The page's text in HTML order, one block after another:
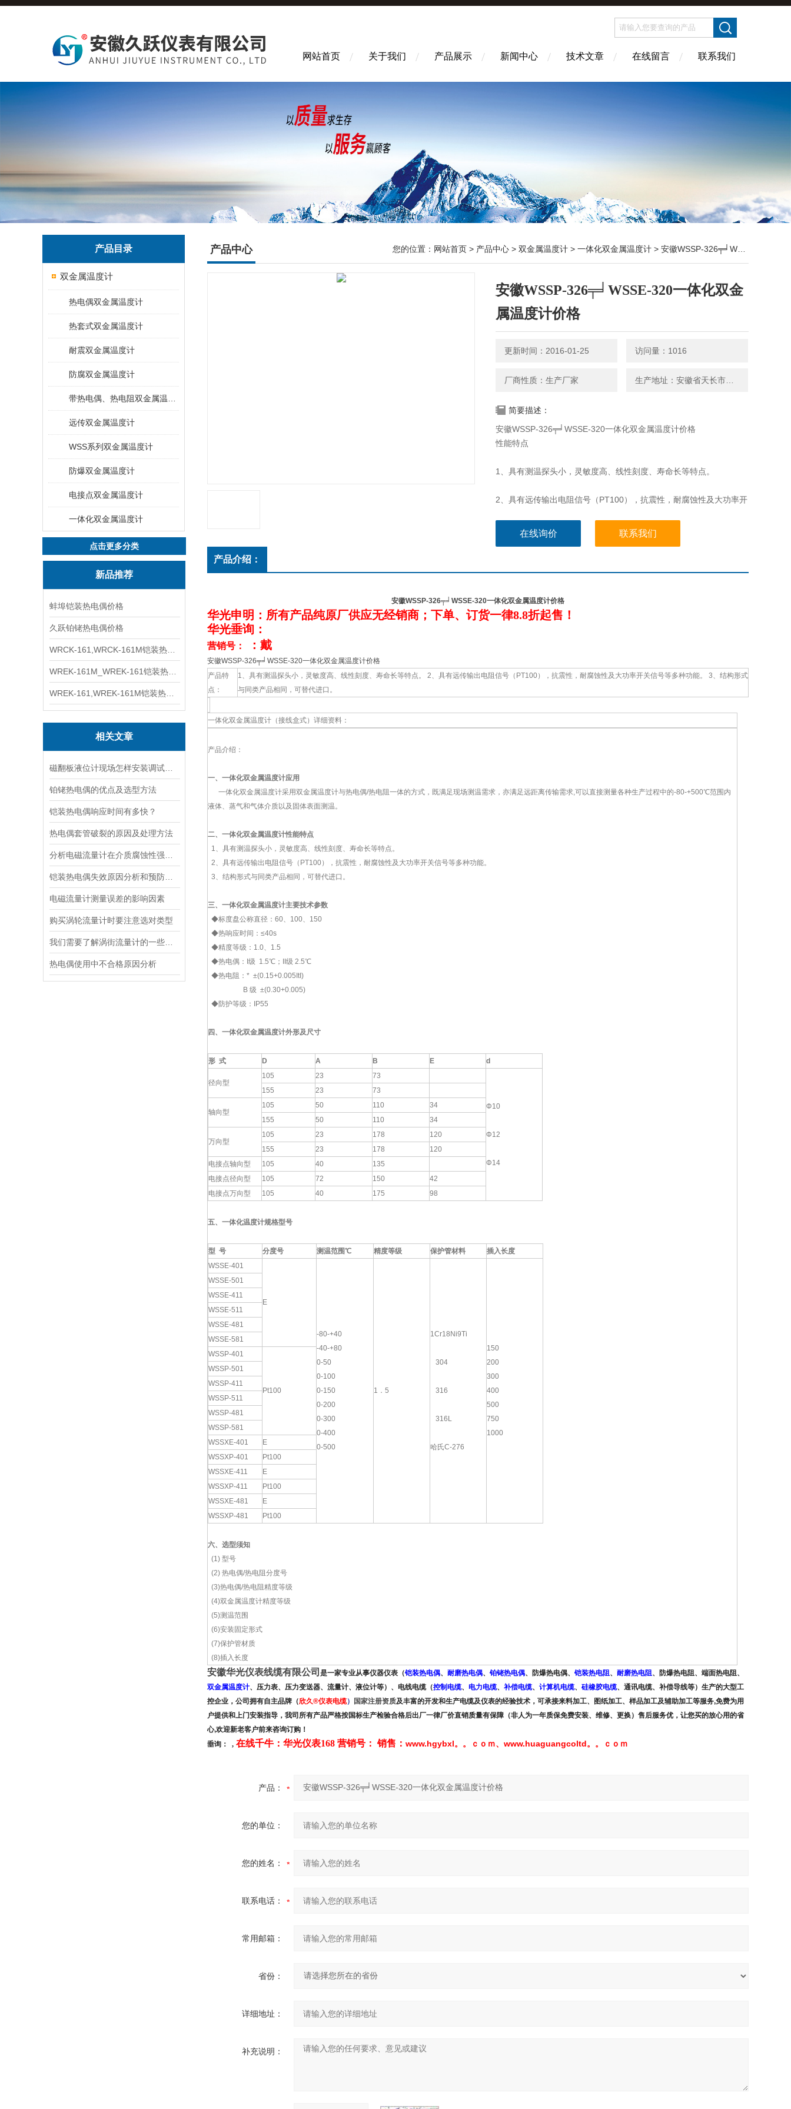
网站首页 关于我们 产品展示 新闻中心 技术文章 在线留言 联系我们
产品目录
双金属温度计
热电偶双金属温度计
热套式双金属温度计
耐震双金属温度计
防腐双金属温度计
远传双金属温度计
WSS系列双金属温度计
防爆双金属温度计
电接点双金属温度计
一体化双金属温度计
点击更多分类
新品推荐
蚌埠铠装热电偶价格
久跃铂铑热电偶价格
相关文章
铂铑热电偶的优点及选型方法
铠装热电偶响应时间有多快？
热电偶套管破裂的原因及处理方法
电磁流量计测量误差的影响因素
购买涡轮流量计时要注意选对类型
热电偶使用中不合格原因分析
产品中心 您的位置： 网站首页 > 产品中心 > 双金属温度计 > 一体化双金属温度计 > 安徽WSSP-326╤╛WSSE-320一体化双金属温度计价格
安徽WSSP-326╤╛WSSE-320一体化双金
属温度计价格
更新时间：2016-01-25 访问量：1016
厂商性质：生产厂家
简要描述：
安徽WSSP-326╤╛WSSE-320一体化双金属温度计价格
性能特点
1、具有测温探头小，灵敏度高、线性刻度、寿命长等特点。
2、具有远传输出电阻信号（PT100），抗震性，耐腐蚀性及大功率开
在线询价 联系我们
产品介绍：
安徽WSSP-326╤╛WSSE-320一体化双金属温度计价格
华光申明：所有产品纯原厂供应无经销商；下单、订货一律8.8折起售 ！
华光垂询：
营销号： ：戴
安徽WSSP-326╤╛WSSE-320一体化双金属温度计价格
产品特
点：
1、具有测温探头小，灵敏度高、线性刻度、寿命长等特点。 2、具有远传输出电阻信号（PT100），抗震性，耐腐蚀性及大功率开关信号等多种功能。 3、结构形式
与同类产品相同，可替代进口。
一体化双金属温度计（接线盒式）详细资料：
产品介绍：
一、 一体化双金属温度计应用
一体化双金属温度计采用双金属温度计与热电偶/热电阻一体的方式，既满足现场测温需求，亦满足远距离传输需求,可以直接测量各种生产过程中的-80-+500℃范围内
液体、蒸气和气体介质以及固体表面测温。
二、 一体化双金属温度计性能特点
1、具有测温探头小，灵敏度高、线性刻度、寿命长等特点。
2、具有远传输出电阻信号（PT100），抗震性，耐腐蚀性及大功率开关信号等多种功能。
3、结构形式与同类产品相同，可替代进口。
三、一体化双金属温度计主要技术参数
◆标度盘公称直径：60、100、150
◆热响应时间：≤40s
◆精度等级：1.0、1.5
◆热电偶：I级 1.5℃；II级 2.5℃
◆热电阻：* ±(0.15+0.005ItI)
B 级 ±(0.30+0.005)
◆防护等级：IP55
四、一体化双金属温度计外形及尺寸
形 式 D A B E d
径向型
105 23 73
Φ10
Φ12
Φ14
155 23 73
轴向型
105 50 110
34
155
50 110 34
万向型
105 23 178
120
155
23 178
120
电接点轴向型
105 40
135
电接点径向型
105 72 150
42
电接点万向型
105 40 175 98
五、一体化温度计规格型号
型 号 分度号 测温范围℃ 精度等级 保护管材料
插入长度
WSSE-401
E
-80-+40
-40-+80
0-50
0-100
0-150
0-200
0-300
0-400
0-500
1．5
1Cr18Ni9Ti
304
316
316L
哈氏C-276
150
200
300
400
500
750
1000
WSSE-501
WSSE-411
WSSE-511
WSSE-481
WSSE-581
WSSP-401
Pt100
WSSP-501
WSSP-411
WSSP-511
WSSP-481
WSSP-581
WSSXE-401
E
WSSXP-401
Pt100
WSSXE-411
E
WSSXP-411
Pt100
WSSXE-481
E
WSSXP-481
Pt100
六、选型须知
(1) 型号
(2) 热电偶/热电阻分度号
(3)热电偶/热电阻精度等级
(4)双金属温度计精度等级
(5)测温范围
(6)安装固定形式
(7)保护管材质
(8)插入长度
安徽华光仪表线缆有限公司 是一家专业从事仪器仪表（铠装热电偶、 耐磨热电偶、 铂铑热电偶、防爆热电偶、 铠装热电阻、 耐磨热电阻、
防爆热电阻、端面热电阻、
双金属温度计、压力表、压力变送器、流量计、液位计等）、电线电缆（控制电缆、 电力电缆、 补偿电缆、 计算机电缆、 硅橡胶电缆、通讯电缆、补偿导线等）生产的大型工
控企业，公司拥有自主品牌 （欣久®仪表电缆） 国家注册资质及丰富的开发和生产电缆及仪表的经验技术，可承接来料加工、图纸加工、样品加工及辅助加工等服务,免费为用
户提供和上门安装指导，我司所有产品严格按国标生产检验合格后出厂一律厂价直销质量有保障（非人为一年质保免费安装、维修、更换）售后服务优，让您买的放心用的省
心,欢迎新老客户前来咨询订购！
垂询： , 在线千牛：华光仪表168 营销号： 销售： www.hgybxl。。ｃｏｍ、 www.huaguangcoltd。。ｃｏｍ
产品：
您的单位：
您的姓名：
联系电话：
常用邮箱：
省份：
详细地址：
补充说明：